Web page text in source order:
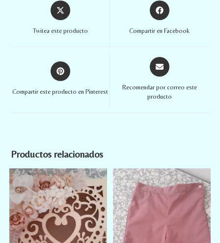
Twitea este producto Compartir en Facebook
Compartir este producto en Pinterest
Recomendar por correo este
producto
Productos relacionados